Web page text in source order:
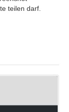
teilen darf.